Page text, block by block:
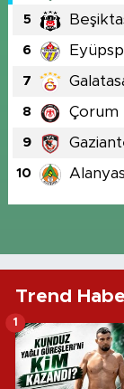
5
6
7
8 Çorum
9
10
Trend
1